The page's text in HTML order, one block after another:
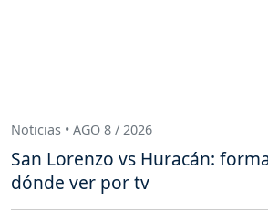
Noticias • AGO 8 / 2026
San Lorenzo vs Huracán:
dónde ver por tv